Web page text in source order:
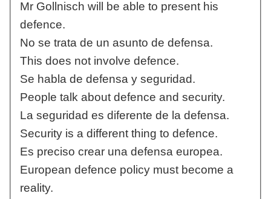
Mr Gollnisch will be able to present his
defence.
No se trata de un asunto de defensa.
This does not involve defence.
Se habla de defensa y seguridad.
People talk about defence and security.
La seguridad es diferente de la defensa.
Security is a different thing to defence.
Es preciso crear una defensa europea.
European defence policy must become a
reality.